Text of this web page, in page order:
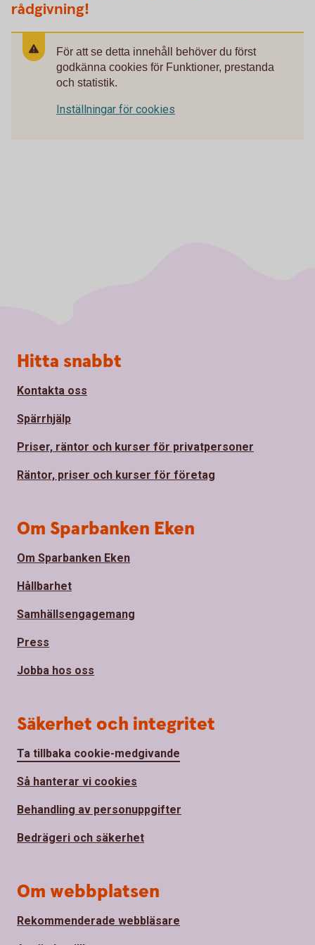
rådgivning!
För att se detta innehåll behöver du först
godkänna cookies för Funktioner, prestanda
och statistik.
Inställningar för cookies
Sidfot
Hitta snabbt
Kontakta oss
Spärrhjälp
Priser, räntor och kurser för privatpersoner
Räntor, priser och kurser för företag
Om Sparbanken Eken
Om Sparbanken Eken
Hållbarhet
Samhällsengagemang
Press
Jobba hos oss
Säkerhet och integritet
Ta tillbaka cookie-medgivande
Så hanterar vi cookies
Behandling av personuppgifter
Bedrägeri och säkerhet
Om webbplatsen
Rekommenderade webbläsare